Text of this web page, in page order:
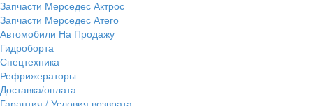
Запчасти Мерседес Актрос
Запчасти Мерседес Атего
Автомобили На Продажу
Гидроборта
Спецтехника
Рефрижераторы
Доставка/оплата
Гарантия / Условия возврата